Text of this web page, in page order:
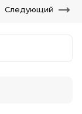
Следующий